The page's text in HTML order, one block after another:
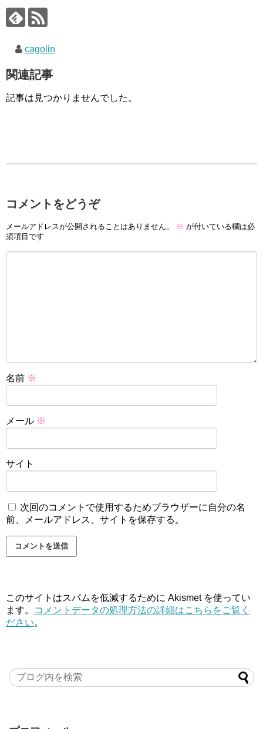
cagolin
関連記事
記事は見つかりませんでした。
コメントをどうぞ
メールアドレスが公開されることはありません。 ※ が付いている欄は必
須項目です
名前 ※
メール ※
サイト
次回のコメントで使用するためブラウザーに自分の名
前、メールアドレス、サイトを保存する。
このサイトはスパムを低減するために Akismet を使ってい
ます。
コメントデータの処理方法の詳細はこちらをご覧く
ださい。